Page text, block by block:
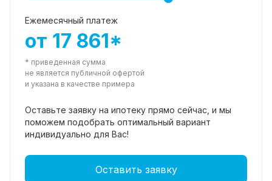
Ежемесячный платеж
от 17 861*
* приведенная сумма
не является публичной офертой
и указана в качестве примера
Оставьте заявку на ипотеку прямо сейчас, и мы
поможем подобрать оптимальный вариант
индивидуально для Вас!
Оставить заявку